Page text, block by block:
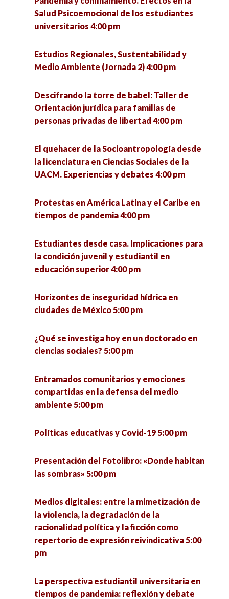
la educación popular 5:00 pm
¿Qué se investiga hoy en un doctorado en
Seminario «La utopía política» (1a sesión) 6:00
VII Jornadas de Políticas Públicas ante los
desafíos urbanos. Riesgos, cultura y
La Guerra de Florencia 5:00 pm
y paradigmas educativos. 5:00 pm
del modelo de reinserción social en el CERESO
Hermosillo I 5:00 pm
retrospectiva desde México prehispánico
perspectiva hasta la 4T. 5:00 pm
ciencias sociales? 5:00 pm
articuladores de la ciudad 5:30 pm
Pymes innovadoras y su impacto social en el
La otra economía. Resultados de investigación
estado de Jalisco y México 7:00 pm
Salud Psicoemocional de los estudiantes
universitarios 4:00 pm
Estudios Regionales, Sustentabilidad y
Medio Ambiente (Jornada 2) 4:00 pm
Descifrando la torre de babel: Taller de
Orientación jurídica para familias de
personas privadas de libertad 4:00 pm
El quehacer de la Socioantropología desde
la licenciatura en Ciencias Sociales de la
UACM. Experiencias y debates 4:00 pm
Protestas en América Latina y el Caribe en
tiempos de pandemia 4:00 pm
Estudiantes desde casa. Implicaciones para
la condición juvenil y estudiantil en
educación superior 4:00 pm
Horizontes de inseguridad hídrica en
ciudades de México 5:00 pm
¿Qué se investiga hoy en un doctorado en
ciencias sociales? 5:00 pm
Entramados comunitarios y emociones
compartidas en la defensa del medio
ambiente 5:00 pm
Políticas educativas y Covid-19 5:00 pm
Presentación del Fotolibro: «Donde habitan
las sombras» 5:00 pm
Medios digitales: entre la mimetización de
la violencia, la degradación de la
racionalidad política y la ficción como
repertorio de expresión reivindicativa 5:00
pm
La perspectiva estudiantil universitaria en
tiempos de pandemia: reflexión y debate